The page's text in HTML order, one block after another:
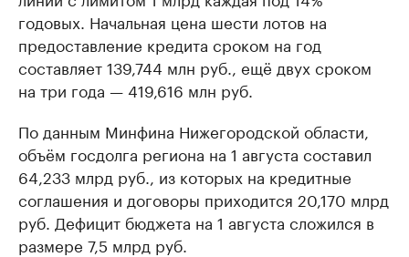
годовых. Начальная цена шести лотов на
предоставление кредита сроком на год
составляет 139,744 млн руб., ещё двух сроком
на три года — 419,616 млн руб.
По данным Минфина Нижегородской области,
объём госдолга региона на 1 августа составил
64,233 млрд руб., из которых на кредитные
соглашения и договоры приходится 20,170 млрд
руб. Дефицит бюджета на 1 августа сложился в
размере 7,5 млрд руб.